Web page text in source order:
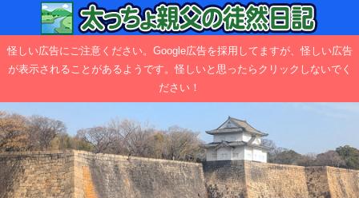
怪しい広告にご注意ください。Google広告を採用してますが、怪しい広告
が表示されることがあるようです。怪しいと思ったらクリックしないでく
ださい！